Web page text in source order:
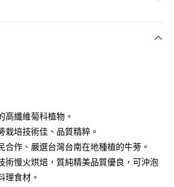
高纖維菊科植物。
栽培技術佳、品質精粹。
合作、嚴選台灣台南在地種植的牛蒡。
術慢火烘焙，質純精美品質優良，可沖泡
理食材。